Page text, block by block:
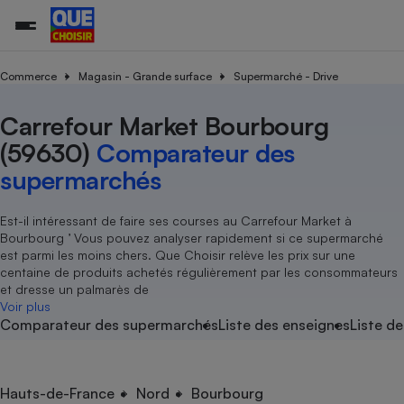
Commerce Magasin - Grande surface Supermarché - Drive
Carrefour Market Bourbourg
(59630) Comparateur des
supermarchés
Est-il intéressant de faire ses courses au Carrefour Market à
Bourbourg ’ Vous pouvez analyser rapidement si ce supermarché
est parmi les moins chers. Que Choisir relève les prix sur une
centaine de produits achetés régulièrement par les consommateurs
et dresse un palmarès de
Voir plus
Comparateur des supermarchésListe des enseignesListe
Hauts-de-France Nord Bourbourg
Agriculture
Produit alimentaire
Achat - Vente - Location
Carburant
Magasin - Grande surface
Marketing - Fidélisation
Organismes de défense
Système judiciaire
Air
Eau
Achat - Vente - Travaux
Location
Sport
Vacances - Tourisme
électrique
Démarche administrative
Senior
Service marchand
Train
Transport aérien
Toutes les actualités
Enquêtes
Guides d'achat
Conseils
Brèves
Tous les services
Soumettre un litige
Lettres types
Rencontrer une association locale
Tous nos combats
Nos actions
Nos grandes victoires
Les billets de la présidente
Nos associations locales
Nous rejoindre
En savoir plus sur Que Choisir Ensemble
?
L’association
Nos missions
Notre méthodologie
Notre financement
Nos partenaires
Nous rejoindre